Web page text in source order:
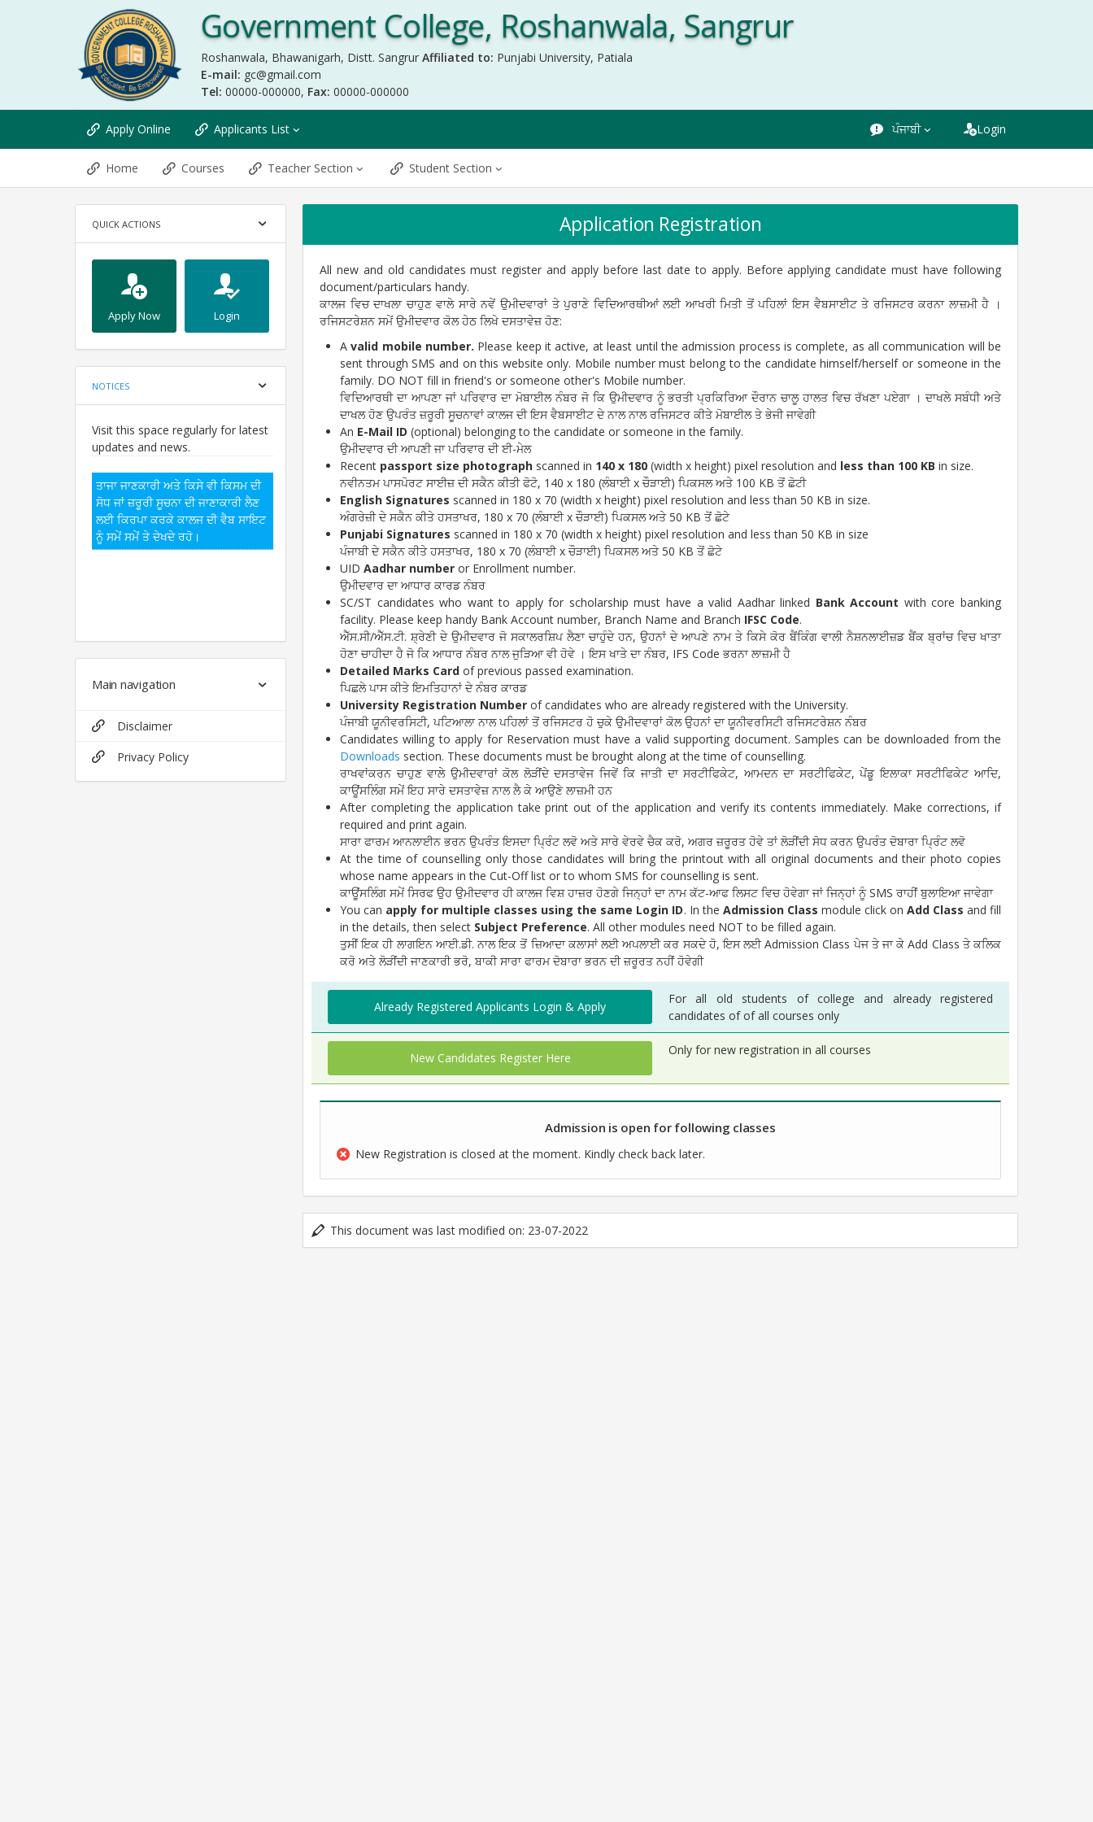
Government College, Roshanwala, Sangrur
Roshanwala, Bhawanigarh, Distt. Sangrur Affiliated to: Punjabi University, Patiala
E-mail: gc@gmail.com
Tel: 00000-000000, Fax: 00000-000000
Apply Online Applicants List ਪੰਜਾਬੀ Login
Home Courses Teacher Section Student Section
QUICK ACTIONS
Apply Now Login
NOTICES
Visit this space regularly for latest
updates and news.
ਤਾਜਾ ਜਾਣਕਾਰੀ ਅਤੇ ਕਿਸੇ ਵੀ ਕਿਸਮ ਦੀ
ਸੋਧ ਜਾਂ ਜ਼ਰੂਰੀ ਸੂਚਨਾ ਦੀ ਜਾਣਾਕਾਰੀ ਲੈਣ
ਲਈ ਕਿਰਪਾ ਕਰਕੇ ਕਾਲਜ ਦੀ ਵੈਬ ਸਾਇਟ
ਨੂੰ ਸਮੇਂ ਸਮੇਂ ਤੇ ਦੇਖਦੇ ਰਹੋ।
Main navigation
Disclaimer
Privacy Policy
Application Registration
All new and old candidates must register and apply before last date to apply. Before applying candidate must have following
document/particulars handy.
ਕਾਲਜ ਵਿਚ ਦਾਖਲਾ ਚਾਹੁਣ ਵਾਲੇ ਸਾਰੇ ਨਵੇਂ ਉਮੀਦਵਾਰਾਂ ਤੇ ਪੁਰਾਣੇ ਵਿਦਿਆਰਥੀਆਂ ਲਈ ਆਖਰੀ ਮਿਤੀ ਤੋਂ ਪਹਿਲਾਂ ਇਸ ਵੈਬਸਾਈਟ ਤੇ ਰਜਿਸਟਰ ਕਰਨਾ ਲਾਜ਼ਮੀ ਹੈ ।
ਰਜਿਸਟਰੇਸ਼ਨ ਸਮੇਂ ਉਮੀਦਵਾਰ ਕੋਲ ਹੇਠ ਲਿਖੇ ਦਸਤਾਵੇਜ਼ ਹੋਣ:
Avalid mobile number. Please keep it active, at least until the admission process is complete, as all communication will be
sent through SMS and on this website only. Mobile number must belong to the candidate himself/herself or someone in the
family. DO NOT fill in friend's or someone other's Mobile number.
ਵਿਦਿਆਰਥੀ ਦਾ ਆਪਣਾ ਜਾਂ ਪਰਿਵਾਰ ਦਾ ਮੋਬਾਈਲ ਨੰਬਰ ਜੋ ਕਿ ਉਮੀਦਵਾਰ ਨੂੰ ਭਰਤੀ ਪ੍ਰਕਿਰਿਆ ਦੌਰਾਨ ਚਾਲੂ ਹਾਲਤ ਵਿਚ ਰੱਖਣਾ ਪਏਗਾ । ਦਾਖਲੇ ਸਬੰਧੀ ਅਤੇ
ਦਾਖਲ ਹੋਣ ਉਪਰੰਤ ਜ਼ਰੂਰੀ ਸੂਚਨਾਵਾਂ ਕਾਲਜ ਦੀ ਇਸ ਵੈਬਸਾਈਟ ਦੇ ਨਾਲ ਨਾਲ ਰਜਿਸਟਰ ਕੀਤੇ ਮੋਬਾਈਲ ਤੇ ਭੇਜੀ ਜਾਵੇਗੀ
An E-Mail ID (optional) belonging to the candidate or someone in the family.
ਉਮੀਦਵਾਰ ਦੀ ਆਪਣੀ ਜਾ ਪਰਿਵਾਰ ਦੀ ਈ-ਮੇਲ
Recent passport size photograph scanned in 140 x 180 (width x height) pixel resolution and less than 100 KB in size.
ਨਵੀਨਤਮ ਪਾਸਪੋਰਟ ਸਾਈਜ਼ ਦੀ ਸਕੈਨ ਕੀਤੀ ਫੋਟੋ, 140 x 180 (ਲੰਬਾਈ x ਚੌੜਾਈ) ਪਿਕਸਲ ਅਤੇ 100 KB ਤੋਂ ਛੋਟੀ
English Signatures scanned in 180 x 70 (width x height) pixel resolution and less than 50 KB in size.
ਅੰਗਰੇਜ਼ੀ ਦੇ ਸਕੈਨ ਕੀਤੇ ਹਸਤਾਖਰ, 180 x 70 (ਲੰਬਾਈ x ਚੌੜਾਈ) ਪਿਕਸਲ ਅਤੇ 50 KB ਤੋਂ ਛੋਟੇ
Punjabi Signatures scanned in 180 x 70 (width x height) pixel resolution and less than 50 KB in size
ਪੰਜਾਬੀ ਦੇ ਸਕੈਨ ਕੀਤੇ ਹਸਤਾਖਰ, 180 x 70 (ਲੰਬਾਈ x ਚੌੜਾਈ) ਪਿਕਸਲ ਅਤੇ 50 KB ਤੋਂ ਛੋਟੇ
UID Aadhar number or Enrollment number.
ਉਮੀਦਵਾਰ ਦਾ ਆਧਾਰ ਕਾਰਡ ਨੰਬਰ
SC/ST candidates who want to apply for scholarship must have a valid Aadhar linked Bank Account with core banking
facility. Please keep handy Bank Account number, Branch Name and Branch IFSC Code.
ਐੱਸ.ਸੀ/ਐੱਸ.ਟੀ. ਸ਼੍ਰੇਣੀ ਦੇ ਉਮੀਦਵਾਰ ਜੋ ਸਕਾਲਰਸ਼ਿਪ ਲੈਣਾ ਚਾਹੁੰਦੇ ਹਨ, ਉਹਨਾਂ ਦੇ ਆਪਣੇ ਨਾਮ ਤੇ ਕਿਸੇ ਕੋਰ ਬੈਂਕਿੰਗ ਵਾਲੀ ਨੈਸ਼ਨਲਾਈਜ਼ਡ ਬੈਂਕ ਬ੍ਰਾਂਚ ਵਿਚ ਖਾਤਾ
ਹੋਣਾ ਚਾਹੀਦਾ ਹੈ ਜੋ ਕਿ ਆਧਾਰ ਨੰਬਰ ਨਾਲ ਜੁੜਿਆ ਵੀ ਹੋਵੇ । ਇਸ ਖਾਤੇ ਦਾ ਨੰਬਰ, IFS Code ਭਰਨਾ ਲਾਜ਼ਮੀ ਹੈ
Detailed Marks Card of previous passed examination.
ਪਿਛਲੇ ਪਾਸ ਕੀਤੇ ਇਮਤਿਹਾਨਾਂ ਦੇ ਨੰਬਰ ਕਾਰਡ
University Registration Number of candidates who are already registered with the University.
ਪੰਜਾਬੀ ਯੂਨੀਵਰਸਿਟੀ, ਪਟਿਆਲਾ ਨਾਲ ਪਹਿਲਾਂ ਤੋਂ ਰਜਿਸਟਰ ਹੋ ਚੁਕੇ ਉਮੀਦਵਾਰਾਂ ਕੋਲ ਉਹਨਾਂ ਦਾ ਯੂਨੀਵਰਸਿਟੀ ਰਜਿਸਟਰੇਸ਼ਨ ਨੰਬਰ
Candidates willing to apply for Reservation must have a valid supporting document. Samples can be downloaded from the
Downloads section. These documents must be brought along at the time of counselling.
ਰਾਖਵਾਂਕਰਨ ਚਾਹੁਣ ਵਾਲੇ ਉਮੀਦਵਾਰਾਂ ਕੋਲ ਲੋੜੀਂਦੇ ਦਸਤਾਵੇਜ ਜਿਵੇਂ ਕਿ ਜਾਤੀ ਦਾ ਸਰਟੀਫਿਕੇਟ, ਆਮਦਨ ਦਾ ਸਰਟੀਫਿਕੇਟ, ਪੇਂਡੂ ਇਲਾਕਾ ਸਰਟੀਫਿਕੇਟ ਆਦਿ,
ਕਾਊਂਸਲਿੰਗ ਸਮੇਂ ਇਹ ਸਾਰੇ ਦਸਤਾਵੇਜ਼ ਨਾਲ ਲੈ ਕੇ ਆਉਣੇ ਲਾਜ਼ਮੀ ਹਨ
After completing the application take print out of the application and verify its contents immediately. Make corrections, if
required and print again.
ਸਾਰਾ ਫਾਰਮ ਆਨਲਾਈਨ ਭਰਨ ਉਪਰੰਤ ਇਸਦਾ ਪ੍ਰਿੰਟ ਲਵੋ ਅਤੇ ਸਾਰੇ ਵੇਰਵੇ ਚੈਕ ਕਰੋ, ਅਗਰ ਜ਼ਰੂਰਤ ਹੋਵੇ ਤਾਂ ਲੋੜੀਂਦੀ ਸੋਧ ਕਰਨ ਉਪਰੰਤ ਦੋਬਾਰਾ ਪ੍ਰਿੰਟ ਲਵੋ
At the time of counselling only those candidates will bring the printout with all original documents and their photo copies
whose name appears in the Cut-Off list or to whom SMS for counselling is sent.
ਕਾਊਂਸਲਿੰਗ ਸਮੇਂ ਸਿਰਫ ਉਹ ਉਮੀਦਵਾਰ ਹੀ ਕਾਲਜ ਵਿਸ਼ ਹਾਜ਼ਰ ਹੋਣਗੇ ਜਿਨ੍ਹਾਂ ਦਾ ਨਾਮ ਕੱਟ-ਆਫ ਲਿਸਟ ਵਿਚ ਹੋਵੇਗਾ ਜਾਂ ਜਿਨ੍ਹਾਂ ਨੂੰ SMS ਰਾਹੀਂ ਬੁਲਾਇਆ ਜਾਵੇਗਾ
You can apply for multiple classes using the same Login ID. In the Admission Class module click on Add Classand fill
in the details, then select Subject Preference. All other modules need NOT to be filled again.
ਤੁਸੀਂ ਇਕ ਹੀ ਲਾਗਇਨ ਆਈ.ਡੀ. ਨਾਲ ਇਕ ਤੋਂ ਜ਼ਿਆਦਾ ਕਲਾਸਾਂ ਲਈ ਅਪਲਾਈ ਕਰ ਸਕਦੇ ਹੋ, ਇਸ ਲਈ Admission Class ਪੇਜ ਤੇ ਜਾ ਕੇ Add Class ਤੇ ਕਲਿਕ
ਕਰੋ ਅਤੇ ਲੋੜੀਂਦੀ ਜਾਣਕਾਰੀ ਭਰੋ, ਬਾਕੀ ਸਾਰਾ ਫਾਰਮ ਦੋਬਾਰਾ ਭਰਨ ਦੀ ਜ਼ਰੂਰਤ ਨਹੀਂ ਹੋਵੇਗੀ
Already Registered Applicants Login & Apply
For all old students of college and already registered
candidates ofof all courses only
New Candidates Register Here
Only for new registration in all courses
Admission is open for following classes
New Registration is closed at the moment. Kindly check back later.
This document was last modified on: 23-07-2022